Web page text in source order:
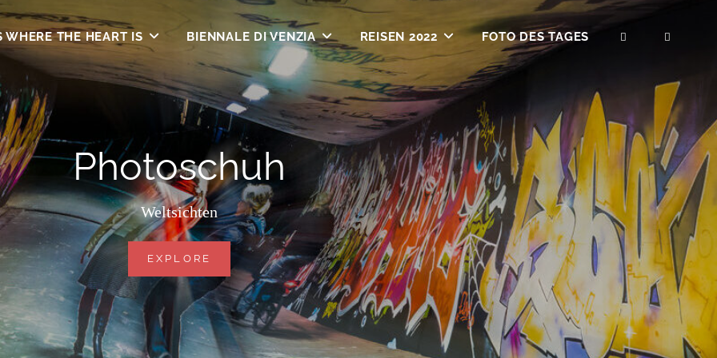
WHERE THE HEART IS BIENNALE DI VENZIA REISEN 2022 FOTO DES TAGES SEARCH
Photoschuh
Weltsichten
EXPLORE PHOTOSCHUH